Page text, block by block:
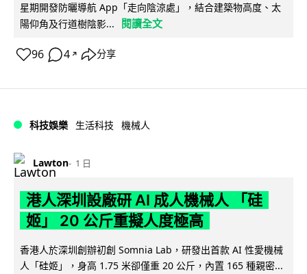
星期開發防曬導航 App「走向陰涼處」，結合建築物高度、太
陽仰角及行道樹陰影...
閱讀全文
96 4 ↗ 分享
科技娛樂 生活科技 機械人
Lawton 1 日
港人深圳設廠研 AI 成人機械人 「硅
姬」 20 公斤重擬人度極高
香港人於深圳創辦初創 Somnia Lab，研發出首款 AI 性愛機械
人「硅姬」，身高 1.75 米卻僅重 20 公斤，內置 165 種親密...